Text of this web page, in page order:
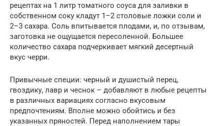
рецептах на 1 литр томатного соуса для заливки в
собственном соку кладут 1–2 столовые ложки соли и
2–3 сахара. Соль впитывается плодами, и, по отзывам,
заготовка не ощущается пересоленной. Большее
количество сахара подчеркивает мягкий десертный
вкус черри.
Привычные специи: черный и душистый перец,
гвоздику, лавр и чеснок – добавляют в любые рецепты
в различных вариациях согласно вкусовым
предпочтениям. Вполне можно обойтись и без
указанных пряностей. Перед наполнением тары